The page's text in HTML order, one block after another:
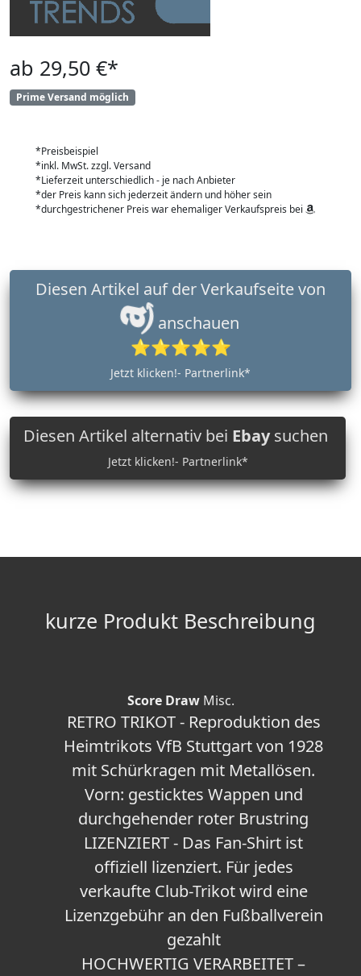
ab 29,50 €*
Prime Versand möglich
*Preisbeispiel
*inkl. MwSt. zzgl. Versand
*Lieferzeit unterschiedlich - je nach Anbieter
*der Preis kann sich jederzeit ändern und höher sein
*durchgestrichener Preis war ehemaliger Verkaufspreis bei
anschauen
⭐⭐⭐⭐⭐
Jetzt klicken!- Partnerlink*
Diesen Artikel alternativ bei Ebaysuchen
Jetzt klicken!- Partnerlink*
kurze Produkt Beschreibung
Score DrawMisc.
RETRO TRIKOT - Reproduktion des
Heimtrikots VfB Stuttgart von 1928
mit Schürkragen mit Metallösen.
Vorn: gesticktes Wappen und
durchgehender roter Brustring
LIZENZIERT - Das Fan-Shirt ist
offiziell lizenziert. Für jedes
verkaufte Club-Trikot wird eine
Lizenzgebühr an den Fußballverein
gezahlt
HOCHWERTIG VERARBEITET –